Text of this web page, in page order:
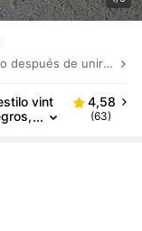
después de unirte.
vint
urba
4,58
(63)